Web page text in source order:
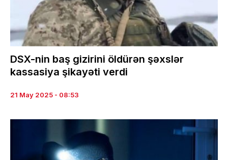
DSX-nin baş gizirini öldürən şəxslər
kassasiya şikayəti verdi
21 May 2025 - 08:53